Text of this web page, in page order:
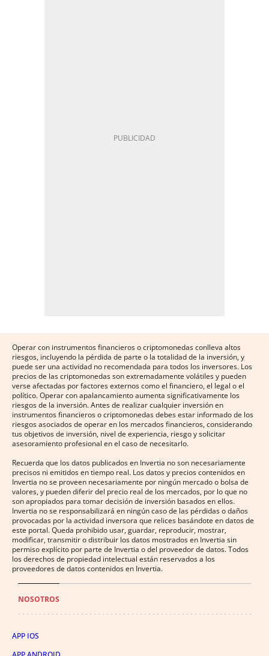
Operar con instrumentos financieros o criptomonedas conlleva altos
riesgos, incluyendo la pérdida de parte o la totalidad de la inversión, y
puede ser una actividad no recomendada para todos los inversores. Los
precios de las criptomonedas son extremadamente volátiles y pueden
verse afectadas por factores externos como el financiero, el legal o el
político. Operar con apalancamiento aumenta significativamente los
riesgos de la inversión. Antes de realizar cualquier inversión en
instrumentos financieros o criptomonedas debes estar informado de los
riesgos asociados de operar en los mercados financieros, considerando
tus objetivos de inversión, nivel de experiencia, riesgo y solicitar
asesoramiento profesional en el caso de necesitarlo.
Recuerda que los datos publicados en Invertia no son necesariamente
precisos ni emitidos en tiempo real. Los datos y precios contenidos en
Invertia no se proveen necesariamente por ningún mercado o bolsa de
valores, y pueden diferir del precio real de los mercados, por lo que no
son apropiados para tomar decisión de inversión basados en ellos.
Invertia no se responsabilizará en ningún caso de las pérdidas o daños
provocadas por la actividad inversora que relices basándote en datos de
este portal. Queda prohibido usar, guardar, reproducir, mostrar,
modificar, transmitir o distribuir los datos mostrados en Invertia sin
permiso explícito por parte de Invertia o del proveedor de datos. Todos
los derechos de propiedad intelectual están reservados a los
proveedores de datos contenidos en Invertia.
NOSOTROS
APP IOS